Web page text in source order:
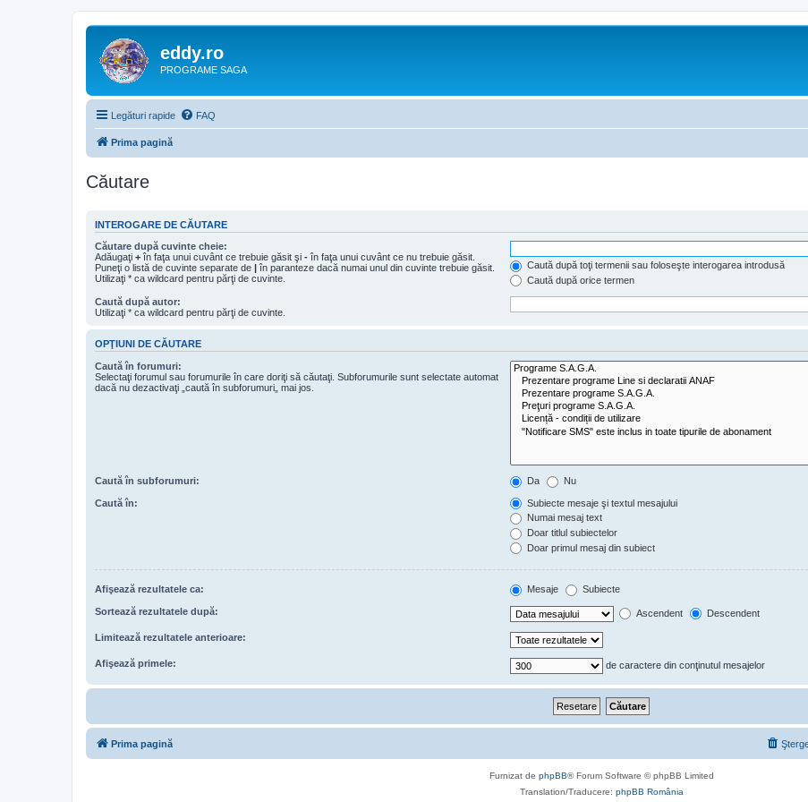
eddy.ro
PROGRAME SAGA
Legături rapide FAQ
Prima pagină
Căutare
INTEROGARE DE CĂUTARE
Căutare după cuvinte cheie:
Adăugaţi + în faţa unui cuvânt ce trebuie găsit şi - în faţa unui cuvânt ce nu trebuie găsit.
Puneţi o listă de cuvinte separate de | în paranteze dacă numai unul din cuvinte trebuie găsit.
Utilizaţi * ca wildcard pentru părţi de cuvinte.
Caută după toţi termenii sau foloseşte interogarea introdusă
Caută după orice termen
Caută după autor:
Utilizaţi * ca wildcard pentru părţi de cuvinte.
OPŢIUNI DE CĂUTARE
Caută în forumuri:
Selectaţi forumul sau forumurile în care doriţi să căutaţi. Subforumurile sunt selectate automat
dacă nu dezactivaţi „caută în subforumuri„ mai jos.
Caută în subforumuri: Da Nu
Caută în:
Subiecte mesaje şi textul mesajului
Numai mesaj text
Doar titlul subiectelor
Doar primul mesaj din subiect
Afişează rezultatele ca: Mesaje Subiecte
Sortează rezultatele după: Ascendent Descendent
Limitează rezultatele anterioare:
Afişează primele: de caractere din conţinutul mesajelor
Prima pagină
Furnizat de phpBB® Forum Software © phpBB Limited
Translation/Traducere: phpBB România